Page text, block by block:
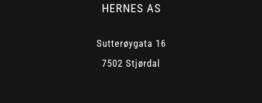
HERNES AS
Sutterøygata 16
7502 Stjørdal